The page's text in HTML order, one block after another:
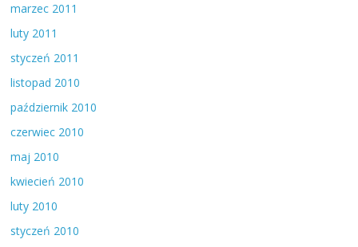
marzec 2011
luty 2011
styczeń 2011
listopad 2010
październik 2010
czerwiec 2010
maj 2010
kwiecień 2010
luty 2010
styczeń 2010